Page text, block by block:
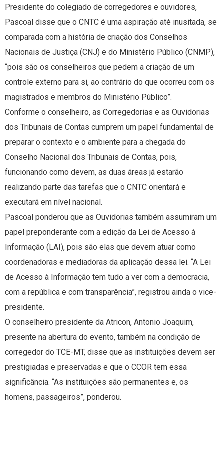
Presidente do colegiado de corregedores e ouvidores,
Pascoal disse que o CNTC é uma aspiração até inusitada, se
comparada com a história de criação dos Conselhos
Nacionais de Justiça (CNJ) e do Ministério Público (CNMP),
“pois são os conselheiros que pedem a criação de um
controle externo para si, ao contrário do que ocorreu com os
magistrados e membros do Ministério Público”.
Conforme o conselheiro, as Corregedorias e as Ouvidorias
dos Tribunais de Contas cumprem um papel fundamental de
preparar o contexto e o ambiente para a chegada do
Conselho Nacional dos Tribunais de Contas, pois,
funcionando como devem, as duas áreas já estarão
realizando parte das tarefas que o CNTC orientará e
executará em nível nacional.
Pascoal ponderou que as Ouvidorias também assumiram um
papel preponderante com a edição da Lei de Acesso à
Informação (LAI), pois são elas que devem atuar como
coordenadoras e mediadoras da aplicação dessa lei. “A Lei
de Acesso à Informação tem tudo a ver com a democracia,
com a república e com transparência”, registrou ainda o vice-
presidente.
O conselheiro presidente da Atricon, Antonio Joaquim,
presente na abertura do evento, também na condição de
corregedor do TCE-MT, disse que as instituições devem ser
prestigiadas e preservadas e que o CCOR tem essa
significância. “As instituições são permanentes e, os
homens, passageiros”, ponderou.